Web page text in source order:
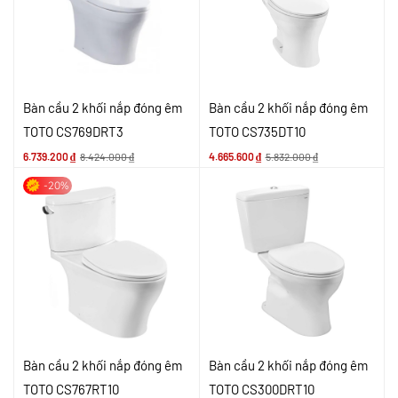
Bàn cầu 2 khối nắp đóng êm
TOTO CS769DRT3
6.739.200₫ 8.424.000₫
Bàn cầu 2 khối nắp đóng êm
TOTO CS735DT10
4.665.600₫ 5.832.000₫
-20%
Bàn cầu 2 khối nắp đóng êm
TOTO CS767RT10
Bàn cầu 2 khối nắp đóng êm
TOTO CS300DRT10